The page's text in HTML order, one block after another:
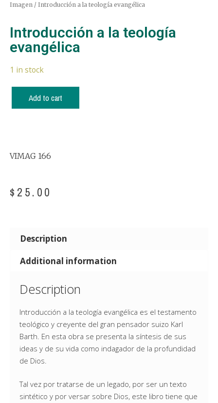
Imagen / Introducción a la teología evangélica
Introducción a la teología
evangélica
1 in stock
Add to cart
VIMAG 166
$ 25.00
Description
Additional information
Description
Introducción a la teología evangélica es el testamento
teológico y creyente del gran pensador suizo Karl
Barth. En esta obra se presenta la síntesis de sus
ideas y de su vida como indagador de la profundidad
de Dios.
Tal vez por tratarse de un legado, por ser un texto
sintético y por versar sobre Dios, este libro tiene que